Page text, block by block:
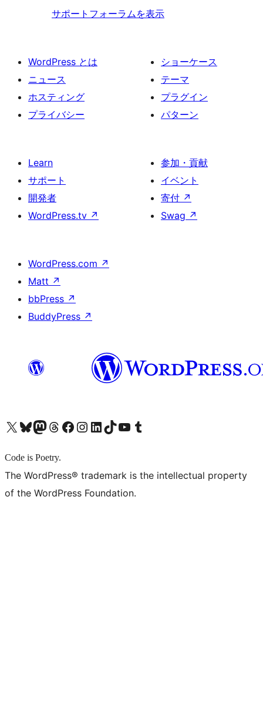
サポートフォーラムを表示
WordPress とは
ニュース
ホスティング
プライバシー
ショーケース
テーマ
プラグイン
パターン
Learn
サポート
開発者
WordPress.tv ↗
参加・貢献
イベント
寄付 ↗
Swag ↗
WordPress.com ↗
Matt ↗
bbPress ↗
BuddyPress ↗
X (旧 Twitter) アカウントへBluesky アカウントへMastodon アカウントへThreads アカウントへ Facebook ページへInstagram アカウントへ LinkedIn アカウントへTikTok アカウントへYouTube チャンネルへ Tumblr アカウントへ
Code is Poetry.
The WordPress® trademark is the intellectual property
of the WordPress Foundation.